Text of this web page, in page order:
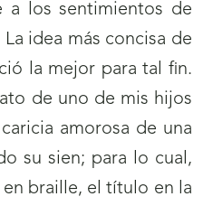
a los sentimientos de
idea más concisa de
la mejor para tal fin.
de uno de mis hijos
amorosa de una
su sien; para lo cual,
braille, el título en la